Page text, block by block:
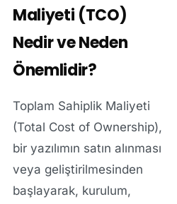
Maliyeti (TCO)
Nedir ve Neden
Önemlidir?
Toplam Sahiplik Maliyeti
(Total Cost of Ownership),
bir yazılımın satın alınması
veya geliştirilmesinden
başlayarak, kurulum,